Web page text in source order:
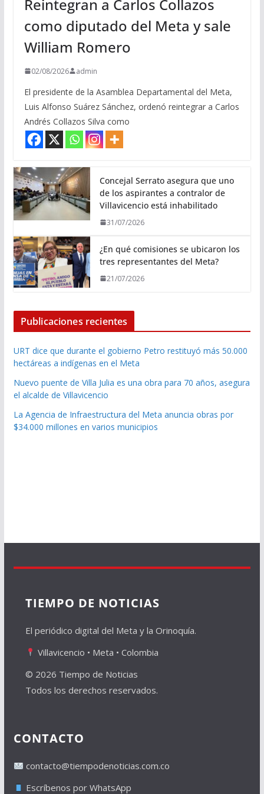
Reintegran a Carlos Collazos
como diputado del Meta y sale
William Romero
02/08/2026 admin
El presidente de la Asamblea Departamental del Meta,
Luis Alfonso Suárez Sánchez, ordenó reintegrar a Carlos
Andrés Collazos Silva como
Concejal Serrato asegura que uno
de los aspirantes a contralor de
Villavicencio está inhabilitado
31/07/2026
¿En qué comisiones se ubicaron los
tres representantes del Meta?
21/07/2026
Publicaciones recientes
URT dice que durante el gobierno Petro restituyó más 50.000
hectáreas a indígenas en el Meta
Nuevo puente de Villa Julia es una obra para 70 años, asegura
el alcalde de Villavicencio
La Agencia de Infraestructura del Meta anuncia obras por
$34.000 millones en varios municipios
TIEMPO DE NOTICIAS
El periódico digital del Meta y la Orinoquía.
Villavicencio • Meta • Colombia
© 2026 Tiempo de Noticias
Todos los derechos reservados.
CONTACTO
contacto@tiempodenoticias.com.co
Escríbenos por WhatsApp